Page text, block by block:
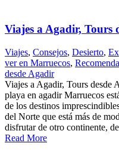
Viajes a Agadir, Tours
Viajes, Consejos, Desierto,
ver en Marruecos,
desde Agadir
Viajes a Agadir, Tours desde
playa en agadir Marruecos
de los destinos
del Norte que está más de
disfrutar de otro continente,
Read More